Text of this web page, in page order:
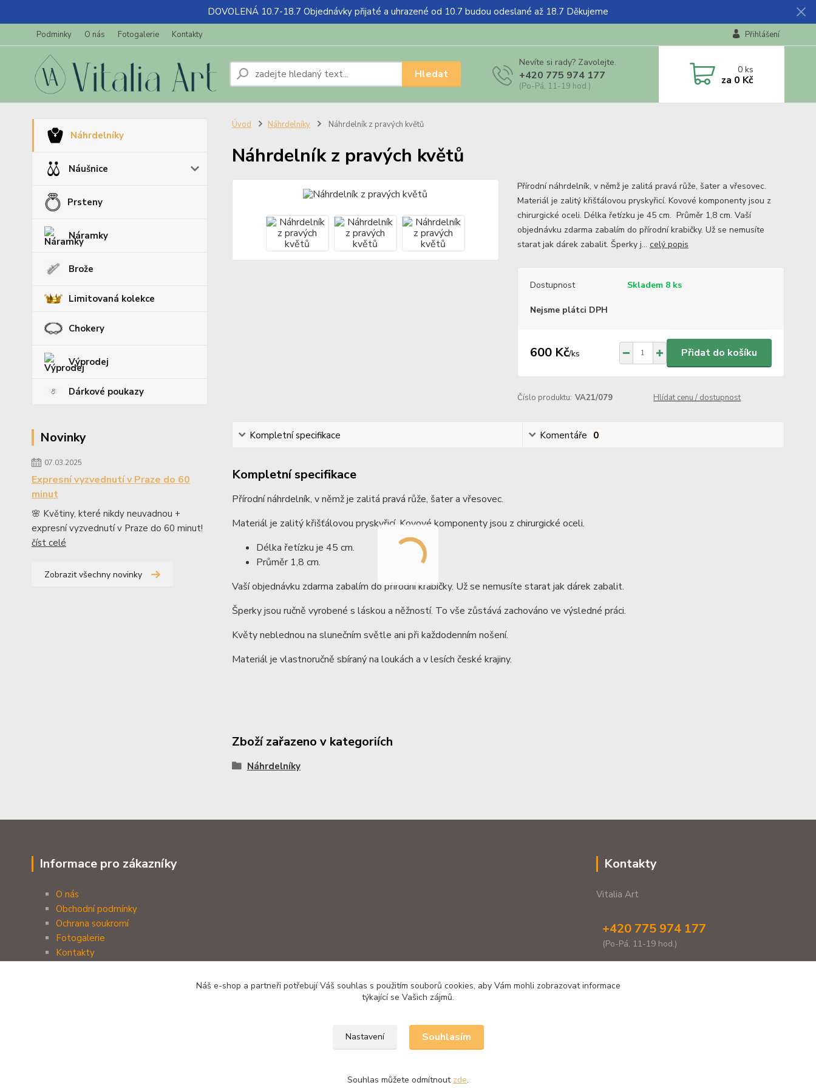
DOVOLENÁ 10.7-18.7 Objednávky přijaté a uhrazené od 10.7 budou odeslané až 18.7 Děkujeme
Podminky O nás Fotogalerie Kontakty Přihlášení
Hledat
Nevíte si rady? Zavolejte.
+420 775 974 177
(Po-Pá, 11-19 hod.)
0ks
za 0 Kč
Náhrdelníky
Náušnice
Prsteny
Náramky
Brože
Limitovaná kolekce
Chokery
Výprodej
Dárkové poukazy
Novinky
07.03.2025
Expresní vyzvednutí v Praze do 60
minut
🌸 Květiny, které nikdy neuvadnou +
expresní vyzvednutí v Praze do 60 minut!
číst celé
Zobrazit všechny novinky
Úvod Náhrdelníky Náhrdelník z pravých květů
Náhrdelník z pravých květů
Přírodní náhrdelník, v němž je zalitá pravá růže, šater a vřesovec.
Materiál je zalitý křišťálovou pryskyřicí. Kovové komponenty jsou z
chirurgické oceli. Délka řetízku je 45 cm. Průměr 1,8 cm. Vaší
objednávku zdarma zabalím do přírodní krabičky. Už se nemusíte
starat jak dárek zabalit. Šperky j... celý popis
Dostupnost Skladem 8 ks
Nejsme plátci DPH
600 Kč/ks Přidat do košíku
Číslo produktu: VA21/079 Hlídat cenu / dostupnost
Kompletní specifikace Komentáře 0
Kompletní specifikace
Přírodní náhrdelník, v němž je zalitá pravá růže, šater a vřesovec.
Materiál je zalitý křišťálovou pryskyřicí. Kovové komponenty jsou z chirurgické oceli.
Délka řetízku je 45 cm.
Průměr 1,8 cm.
Vaší objednávku zdarma zabalím do přírodní krabičky. Už se nemusíte starat jak dárek zabalit.
Šperky jsou ručně vyrobené s láskou a něžností. To vše zůstává zachováno ve výsledné práci.
Květy neblednou na slunečním světle ani při každodenním nošení.
Materiál je vlastnoručně sbíraný na loukách a v lesích české krajiny.
Zboží zařazeno v kategoriích
Náhrdelníky
Informace pro zákazníky
O nás
Obchodní podmínky
Ochrana soukromí
Fotogalerie
Kontakty
Kontakty
Vitalia Art
+420 775 974 177
(Po-Pá, 11-19 hod.)
Náš e-shop a partneři potřebují Váš souhlas s použitím souborů cookies, aby Vám mohli zobrazovat informace
týkající se Vašich zájmů.
Nastavení Souhlasím
Souhlas můžete odmítnout zde.